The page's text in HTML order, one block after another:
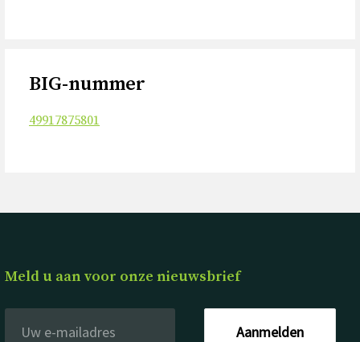
BIG-nummer
49917875801
Meld u aan voor onze nieuwsbrief
Aanmelden